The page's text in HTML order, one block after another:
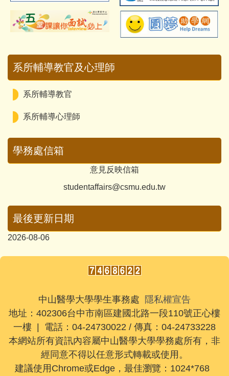
系所輔導教官及心理師
系所輔導教官
系所輔導心理師
學務處信箱
意見反映信箱
studentaffairs@csmu.edu.tw
最後更新日期
2026-08-06
中山醫學大學學生事務處
隱私權宣告
地址：402306台中市南區建國北路一段110號正心樓
一樓 | 電話：04-24730022 / 傳真：04-24733228
本網站所有資訊內容屬中山醫學大學學務處所有，非
經同意不得以任意形式轉載或使用。
建議使用Chrome或Edge，最佳瀏覽：1024*768